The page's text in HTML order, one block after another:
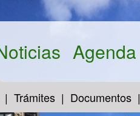
Agenda
Trámites Documentos